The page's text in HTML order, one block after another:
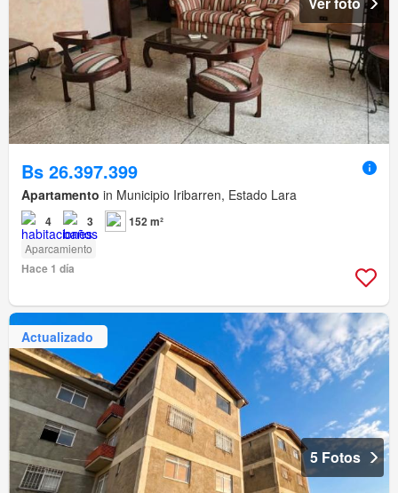
Bs 26.397.399
Apartamento in Municipio Iribarren, Estado Lara
4 3 152 m²
Aparcamiento
Hace 1 día
Actualizado
5 Fotos